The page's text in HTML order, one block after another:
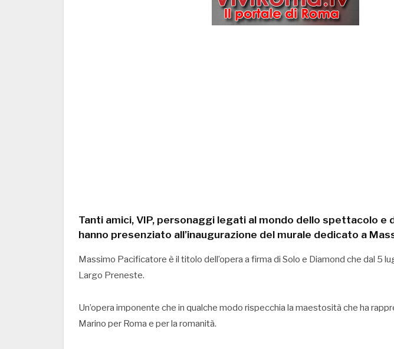
Tanti amici, VIP, personaggi legati al mondo dello spettacolo e
hanno presenziato all’inaugurazione del murale dedicato a
Massimo Pacificatore è il titolo dell’opera a firma di Solo e Diamond che dal 5
Largo Preneste.
Un’opera imponente che in qualche modo rispecchia la maestosità che ha
Marino per Roma e per la romanità.